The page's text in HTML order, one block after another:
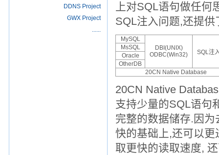
DDNS Project
GWX Project
......
上对SQL语句做任
SQL注入问题,还提
MySQL
DBI(UNIX)
ODBC(Win32)
SQL注
MsSQL
Oracle
OtherDB
20CN Native Database
20CN Native
支持少量的SQL语句
完整的数据储存.因
快的基础上,还可以
取更快的读取速度,